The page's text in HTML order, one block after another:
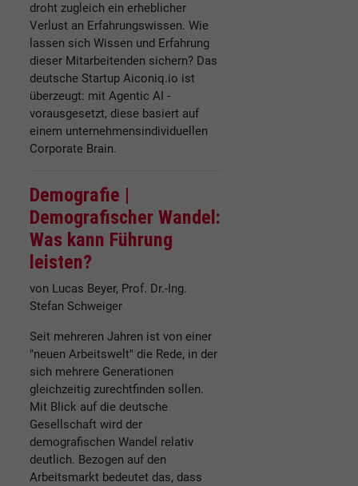
droht zugleich ein erheblicher
Verlust an Erfahrungswissen. Wie
lassen sich Wissen und Erfahrung
dieser Mitarbeitenden sichern? Das
deutsche Startup Aiconiq.io ist
überzeugt: mit Agentic AI -
vorausgesetzt, diese basiert auf
einem unternehmensindividuellen
Corporate Brain.
Demografie |
Demografischer Wandel:
Was kann Führung
leisten?
von Lucas Beyer, Prof. Dr.-Ing.
Stefan Schweiger
Seit mehreren Jahren ist von einer
"neuen Arbeitswelt" die Rede, in der
sich mehrere Generationen
gleichzeitig zurechtfinden sollen.
Mit Blick auf die deutsche
Gesellschaft wird der
demografischen Wandel relativ
deutlich. Bezogen auf den
Arbeitsmarkt bedeutet das, dass